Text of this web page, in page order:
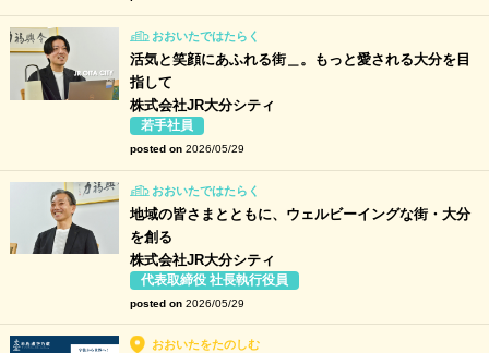
おおいたではたらく
活気と笑顔にあふれる街＿。もっと愛される大分を目
指して
株式会社JR大分シティ
若手社員
posted on 2026/05/29
おおいたではたらく
地域の皆さまとともに、ウェルビーイングな街・大分
を創る
株式会社JR大分シティ
代表取締役 社長執行役員
posted on 2026/05/29
おおいたをたのしむ